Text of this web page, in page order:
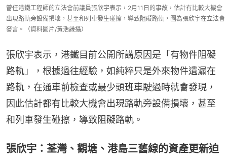
曾任港鐵工程師的立法會前議員張欣宇表示，2月11日的事故，估計有比較大機會
出現路軌旁設備損壞，甚至和列車發生碰擦，導致阻礙路軌，圖為張欣宇在立法會
發言。（資料圖片/黃浩謙攝）
張欣宇表示，港鐵目前公開所講原因是「有物件阻礙
路軌」，根據過往經驗，如純粹只是外來物件遺漏在
路軌，在通車前檢查或最少頭班車駛過時就會發現，
因此估計都有比較大機會出現路軌旁設備損壞，甚至
和列車發生碰擦，導致阻礙路軌。
張欣宇：荃灣、觀塘、港島三舊線的資產更新迫